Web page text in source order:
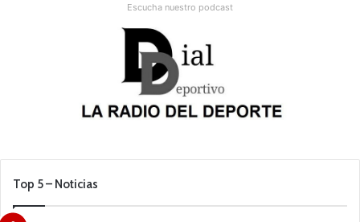
Escucha nuestro podcast
Top 5 – Noticias